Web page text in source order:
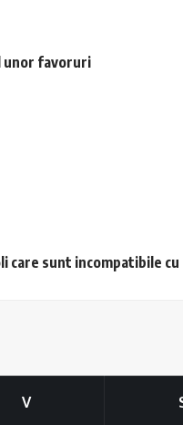
unor favoruri
sunt incompatibile
V